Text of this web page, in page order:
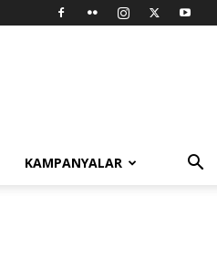
KAMPANYALAR